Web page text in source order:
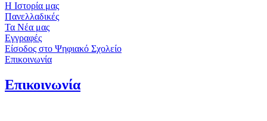
Η Ιστορία μας
Πανελλαδικές
Τα Νέα μας
Εγγραφές
Είσοδος στο Ψηφιακό Σχολείο
Επικοινωνία
Επικοινωνία